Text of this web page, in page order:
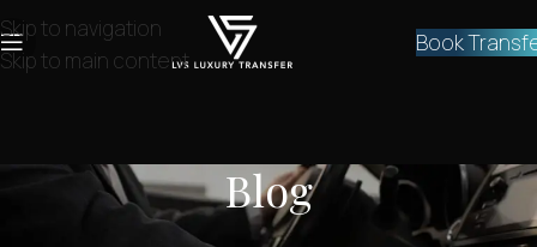
Skip to navigation
Skip to main content
Book
Blog
BLOG